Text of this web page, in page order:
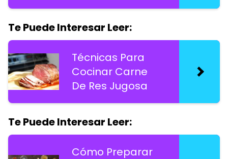
Te Puede Interesar Leer:
Técnicas Para
Cocinar Carne
De Res Jugosa
Te Puede Interesar Leer:
Cómo Preparar